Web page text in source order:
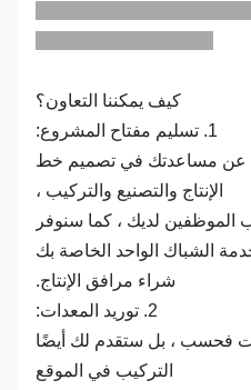
كيف يمكننا التعاون؟
مساعدتك في تصميم خط
الإنتاج والتصنيع والتركيب ،
لديك ، كما سنوفر
الواحد الخاصة بك
شراء مرافق الإنتاج.
، بل ستقدم لك أيضًا
التركيب في الموقع